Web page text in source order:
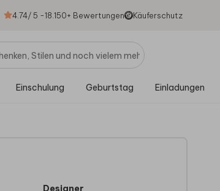
4.74/ 5 -18.150+ Bewertungen Käuferschutz
Einschulung Geburtstag Einladungen
Designer